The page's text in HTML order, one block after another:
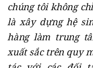
chúng tôi không
là xây dựng hệ
hàng làm trung
xuất sắc trên quy